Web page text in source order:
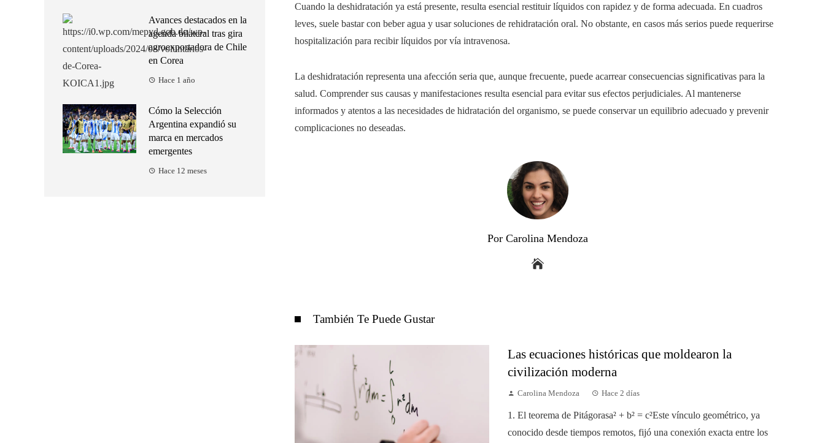
Cuando la deshidratación ya está presente, resulta esencial restituir líquidos con rapidez y de forma adecuada. En cuadros
leves, suele bastar con beber agua y usar soluciones de rehidratación oral. No obstante, en casos más serios puede requerirse
hospitalización para recibir líquidos por vía intravenosa.
La deshidratación representa una afección seria que, aunque frecuente, puede acarrear consecuencias significativas para la
salud. Comprender sus causas y manifestaciones resulta esencial para evitar sus efectos perjudiciales. Al mantenerse
informados y atentos a las necesidades de hidratación del organismo, se puede conservar un equilibrio adecuado y prevenir
complicaciones no deseadas.
Por Carolina Mendoza
También Te Puede Gustar
Las ecuaciones históricas que moldearon la
civilización moderna
Carolina Mendoza Hace 2 días
1. El teorema de Pitágorasa² + b² = c²Este vínculo geométrico, ya
conocido desde tiempos remotos, fijó una conexión exacta entre los
Avances destacados en la
agenda bilateral tras gira
agroexportadora de Chile
en Corea
Hace 1 año
Cómo la Selección
Argentina expandió su
marca en mercados
emergentes
Hace 12 meses